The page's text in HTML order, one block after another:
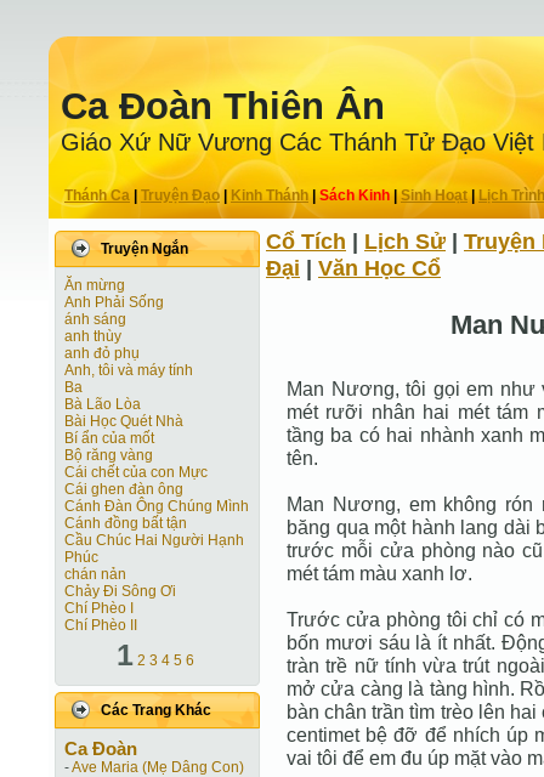
Ca Ðoàn Thiên Ân
Giáo Xứ Nữ Vương Các Thánh Tử Ðạo Việt
Thánh Ca Truyện Ðạo| Kinh Thánh Sách Kinh|Sinh Hoạt| Lịch Trình
Truyện Ngắn
Ăn mừng
Anh Phải Sống
ánh sáng
anh thùy
anh đỏ phụ
Anh, tôi và máy tính
Ba
Bà Lão Lòa
Bài Học Quét Nhà
Bí ẩn của mốt
Bộ răng vàng
Cái chết của con Mực
Cái ghen đàn ông
Cánh Ðàn Ông Chúng Mình
Cánh đồng bất tận
Cầu Chúc Hai Người Hạnh
Phúc
chán nản
Chảy Đi Sông Ơi
Chí Phèo I
Chí Phèo II
1 2 3 4 5 6
Các Trang Khác
Ca Ðoàn
-Ave Maria (Mẹ Dâng Con)
Cổ Tích Lịch Sử
Truyện
Ðại
Văn Học Cổ
Man
Man Nương, tôi gọi em như
mét rưỡi nhân hai mét tám
tầng ba có hai nhành xanh
tên.
Man Nương, em không rón
băng qua một hành lang dài
trước mỗi cửa phòng nào
mét tám màu xanh lơ.
Trước cửa phòng tôi chỉ có
bốn mươi sáu là ít nhất.
tràn trề nữ tính vừa trút
mở cửa càng là tàng hình.
bàn chân trần tìm trèo lên
centimet bệ đỡ để nhích úp
vai tôi để em đu úp mặt vào